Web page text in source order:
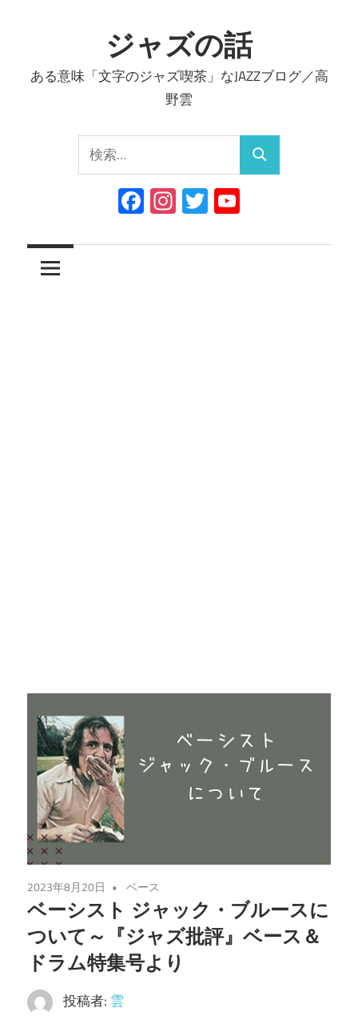
ン
ジャズの話
ある意味「文字のジャズ喫茶」なJAZZブログ／高
野雲
索:
検
Facebook
Instagram
Twitter
2023年8月20日 ベース
ベーシスト ジャック・ブルースに
ついて～『ジャズ批評』ベース＆
ドラム特集号より
投稿者: 雲